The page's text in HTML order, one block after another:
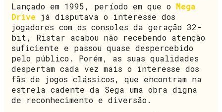
Lançado em 1995, período em que o Mega
Drive já disputava o interesse dos
jogadores com os consoles da geração 32-
bit, Ristar acabou não recebendo atenção
suficiente e passou quase despercebido
pelo público. Porém, as suas qualidades
despertam cada vez mais o interesse dos
fãs de jogos clássicos, que encontram na
estrela cadente da Sega uma obra digna
de reconhecimento e diversão.